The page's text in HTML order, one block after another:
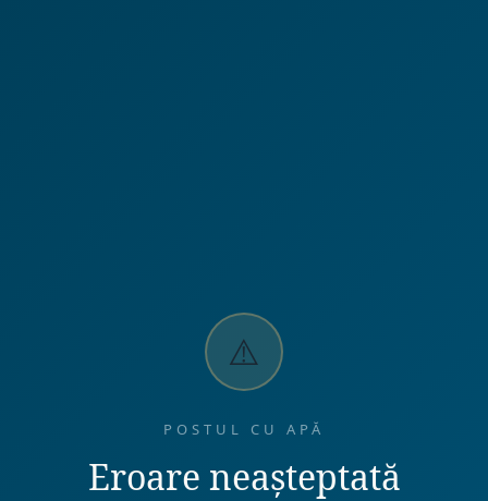
⚠️
POSTUL CU APĂ
Eroare neașteptată